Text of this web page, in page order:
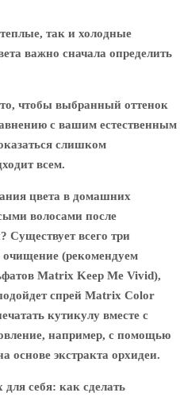
так и холодные
важно сначала определить
чтобы выбранный оттенок
с вашим естественным
слишком
всем.
цвета в домашних
волосами после
всего три
(рекомендуем
Matrix Keep Me Vivid),
спрей Matrix Color
кутикулу вместе с
например, с помощью
основе экстракта орхидеи.